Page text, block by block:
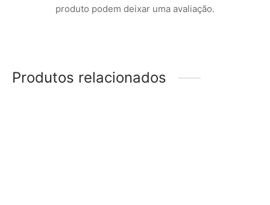
produto podem deixar uma avaliação.
Produtos relacionados